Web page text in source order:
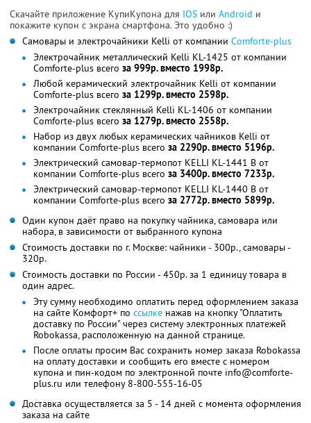
Скачайте приложение КупиКупона для IOS или Android и
покажите купон с экрана смартфона. Это удобно :)
Самовары и электрочайники Kelli от компании Comforte-plus
Электрочайник металлический Kelli KL-1425 от компании
Comforte-plus всего за 999р. вместо 1998р.
Любой керамический электрочайник Kelli от компании
Comforte-plus всего за 1299р. вместо 2598р.
Электрочайник стеклянный Kelli KL-1406 от компании
Comforte-plus всего за 1279р. вместо 2558р.
Набор из двух любых керамических чайников Kelli от
компании Comforte-plus всего за 2290р. вместо 5196р.
Электрический самовар-термопот KELLI KL-1441 B от
компании Comforte-plus всего за 3400р. вместо 7233р.
Электрический самовар-термопот KELLI KL-1440 B от
компании Comforte-plus всего за 2772р. вместо 5899р.
Один купон даёт право на покупку чайника, самовара или
набора, в зависимости от выбранного купона
Стоимость доставки по г. Москве: чайники - 300р., самовары -
320р.
Стоимость доставки по России - 450р. за 1 единицу товара в
один адрес.
Эту сумму необходимо оплатить перед оформлением заказа
на сайте Комфорт+ по ссылке нажав на кнопку "Оплатить
доставку по России" через систему электронных платежей
Robokassa, расположенную на данной странице.
После оплаты просим Вас сохранить номер заказа Robokassa
на оплату доставки и сообщить его вместе с номером
купона и пин-кодом по электронной почте info@comforte-
plus.ru или телефону 8-800-555-16-05
Доставка осуществляется за 5 - 14 дней с момента оформления
заказа на сайте